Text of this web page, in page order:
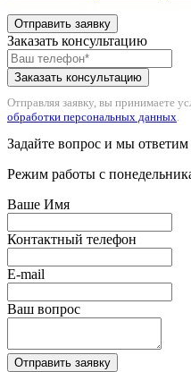
Отправить заявку
Заказать консультацию
Отправляя заявку, вы принимаете
обработки персональных данных
Задайте вопрос и мы
Режим работы с
Ваше Имя
Контактный телефон
E-mail
Ваш вопрос
Отправить заявку